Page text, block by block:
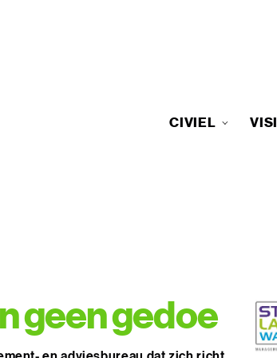
CIVIEL VISI
geen gedoe